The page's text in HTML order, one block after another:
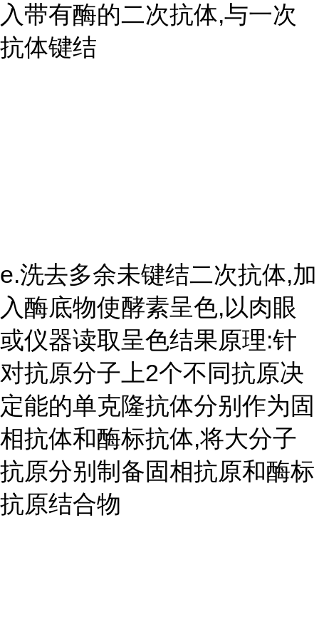
入带有酶的二次抗体,与一次
抗体键结
e.洗去多余未键结二次抗体,加
入酶底物使酵素呈色,以肉眼
或仪器读取呈色结果原理:针
对抗原分子上2个不同抗原决
定能的单克隆抗体分别作为固
相抗体和酶标抗体,将大分子
抗原分别制备固相抗原和酶标
抗原结合物